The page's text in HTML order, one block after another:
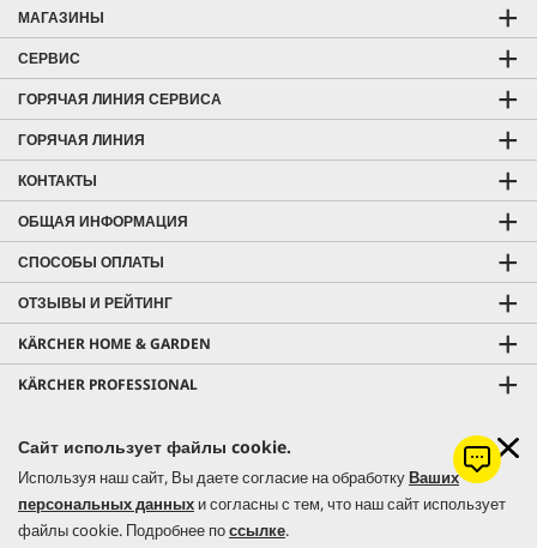
Сайт использует файлы cookie.
Используя наш сайт, Вы даете согласие на обработкуВаших
персональных данных и согласны с тем, что наш сайт использует
файлы cookie. Подробнее поссылке.
МАГАЗИНЫ
СЕРВИС
ГОРЯЧАЯ ЛИНИЯ СЕРВИСА
ГОРЯЧАЯ ЛИНИЯ
КОНТАКТЫ
ОБЩАЯ ИНФОРМАЦИЯ
СПОСОБЫ ОПЛАТЫ
ОТЗЫВЫ И РЕЙТИНГ
KÄRCHER HOME & GARDEN
KÄRCHER PROFESSIONAL
© 2026 Керхер Украина | Kärcher Ukraine - официальное
представительство немецкого концерна Alfred Kärcher SE & Co. KG в